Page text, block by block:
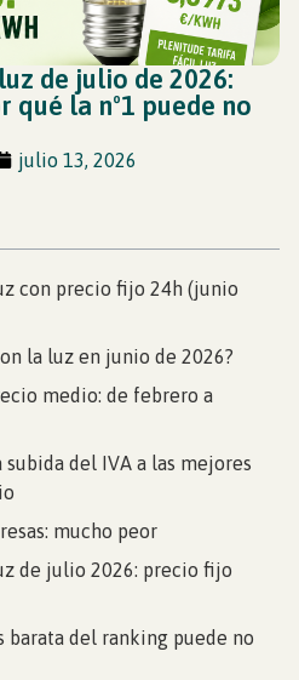
de julio de 2026:
qué la nº1 puede no
julio 13, 2026
con precio fijo 24h (junio
la luz en junio de 2026?
medio: de febrero a
del IVA a las mejores
mucho peor
de julio 2026: precio fijo
barata del ranking puede no